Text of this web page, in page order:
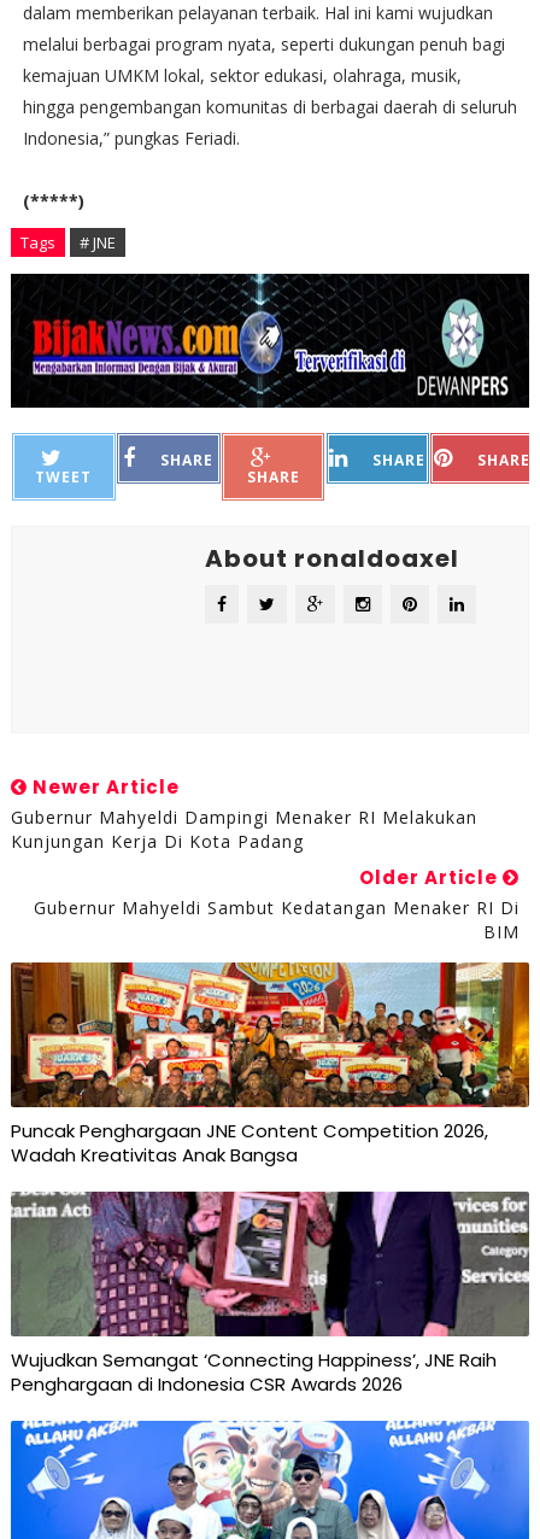
dalam memberikan pelayanan terbaik. Hal ini kami wujudkan
melalui berbagai program nyata, seperti dukungan penuh bagi
kemajuan UMKM lokal, sektor edukasi, olahraga, musik,
hingga pengembangan komunitas di berbagai daerah di seluruh
Indonesia,” pungkas Feriadi.
(*****)
Tags # JNE
TWEET
SHARE
SHARE
SHARE SHARE
About ronaldoaxel
Newer Article
Gubernur Mahyeldi Dampingi Menaker RI Melakukan
Kunjungan Kerja Di Kota Padang
Older Article
Gubernur Mahyeldi Sambut Kedatangan Menaker RI Di
BIM
Puncak Penghargaan JNE Content Competition 2026,
Wadah Kreativitas Anak Bangsa
Wujudkan Semangat ‘Connecting Happiness’, JNE Raih
Penghargaan di Indonesia CSR Awards 2026